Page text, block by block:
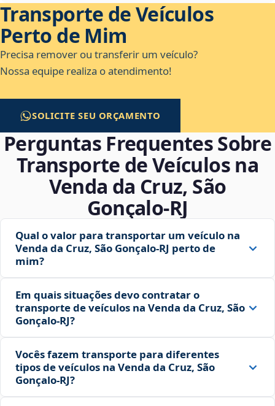
Transporte de Veículos
Perto de Mim
Precisa remover ou transferir um veículo?
Nossa equipe realiza o atendimento!
SOLICITE SEU ORÇAMENTO
Perguntas Frequentes Sobre
Transporte de Veículos na
Venda da Cruz, São
Gonçalo‑RJ
Qual o valor para transportar um veículo na
Venda da Cruz, São Gonçalo‑RJ perto de
mim?
Em quais situações devo contratar o
transporte de veículos na Venda da Cruz, São
Gonçalo‑RJ?
Vocês fazem transporte para diferentes
tipos de veículos na Venda da Cruz, São
Gonçalo‑RJ?